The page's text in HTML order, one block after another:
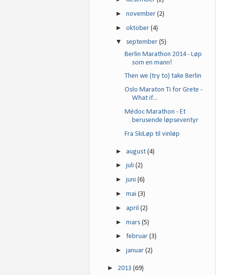
►november(2)
►oktober(4)
▼ september(5)
Berlin Marathon 2014 - Løp
som en mann!
Then we (try to) take Berlin
Oslo Maraton Ti for Grete -
What if...
Médoc Marathon - Et
berusende løpseventyr
Fra SkiLøp til vinløp
►august(4)
►juli(2)
►juni(6)
►mai(3)
►april(2)
►mars(5)
►februar(3)
►januar(2)
► 2013 (69)